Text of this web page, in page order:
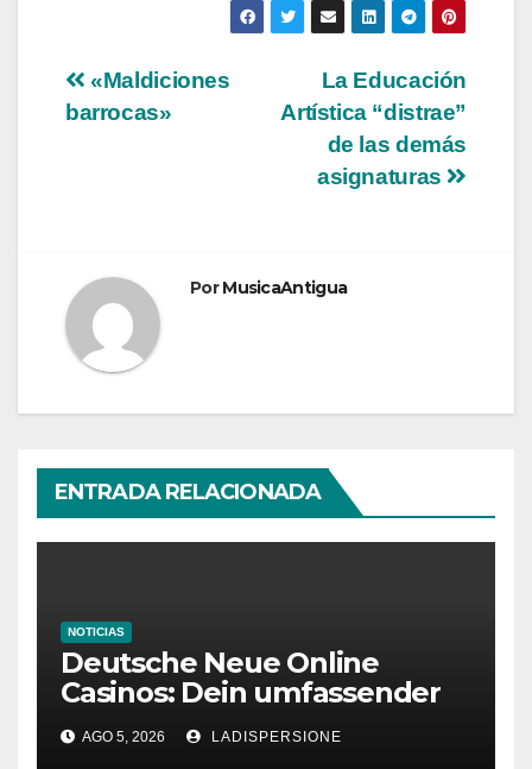
Navegación
La Educación
Artística “distrae”
de las demás
asignaturas
«Maldiciones
barrocas»
PorMusicaAntigua
ENTRADA RELACIONADA
NOTICIAS
Deutsche Neue Online
Casinos: Dein umfassender
Ratgeber für moderne
Glücksspielplattformen
AGO 5, 2026 LADISPERSIONE